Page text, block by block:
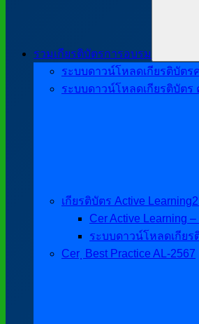
รวมเกียรติบัตรการอบรม
ระบบดาวน์โหลดเกียรติบัต
ระบบดาวน์โหลดเกียรติบัต
เกียรติบัตร Active
Cer Active Learning
ระบบดาวน์โหลดเกียร
Cer ฺ Best Practice AL-2567